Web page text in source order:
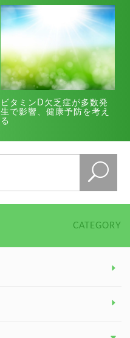
ビタミンD欠乏症が多数発
生で影響、健康予防を考え
る
CATEGORY